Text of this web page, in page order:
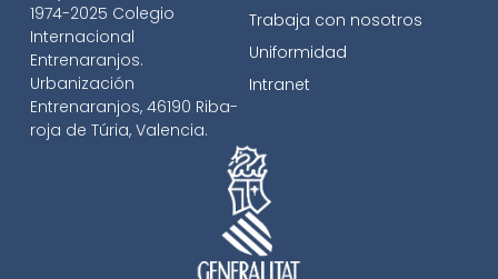
1974-2025 Colegio
Internacional
Entrenaranjos.
Urbanización
Entrenaranjos, 46190 Riba-
roja de Túria, Valencia.
Trabaja con nosotros
Uniformidad
Intranet